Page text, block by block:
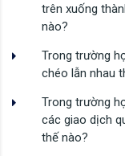
trên xuống
nào?
Trong trường
chéo lẫn nhau
Trong trường
các giao dịch
thế nào?